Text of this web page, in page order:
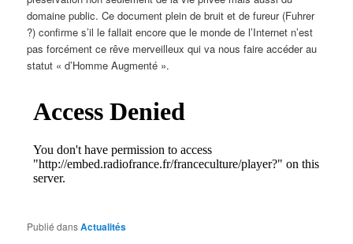
domaine public. Ce document plein de bruit et de fureur (Fuhrer
?) confirme s’il le fallait encore que le monde de l’Internet n’est
pas forcément ce rêve merveilleux qui va nous faire accéder au
statut « d’Homme Augmenté ».
Publié dansActualités